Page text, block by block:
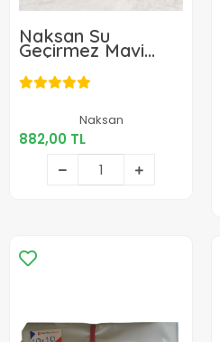
Naksan Su
Geçirmez Mavi
Branda 4x6 m
Naksan
882,00 TL
882,00 TL
Sepete Ekle